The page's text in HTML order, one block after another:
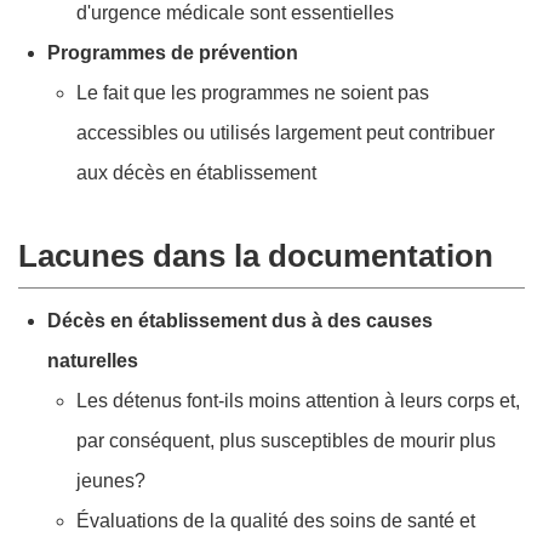
d'urgence médicale sont essentielles
Programmes de prévention
Le fait que les programmes ne soient pas
accessibles ou utilisés largement peut contribuer
aux décès en établissement
Lacunes dans la documentation
Décès en établissement dus à des causes
naturelles
Les détenus font-ils moins attention à leurs corps et,
par conséquent, plus susceptibles de mourir plus
jeunes?
Évaluations de la qualité des soins de santé et